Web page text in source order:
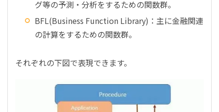
グ等の予測・分析をするための関数群。
BFL(Business Function Library)：主に金融関連
の計算をするための関数群。
それぞれの下図で表現できます。